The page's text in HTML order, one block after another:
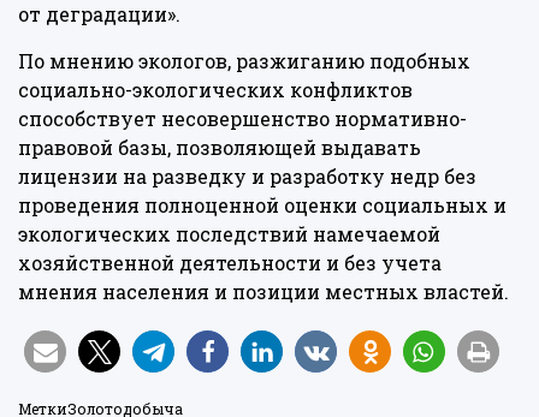
от деградации».
По мнению экологов, разжиганию подобных
социально-экологических конфликтов
способствует несовершенство нормативно-
правовой базы, позволяющей выдавать
лицензии на разведку и разработку недр без
проведения полноценной оценки социальных и
экологических последствий намечаемой
хозяйственной деятельности и без учета
мнения населения и позиции местных властей.
МеткиЗолотодобыча